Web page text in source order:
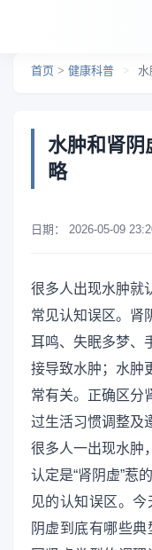
首页 > 健康科普 >
水肿和肾阴
略
日期： 2026-05-09
很多人出现水肿就
常见认知误区。肾
耳鸣、失眠多梦、
接导致水肿；水肿
常有关。正确区分
过生活习惯调整及
很多人一出现水肿
认定是“肾阴虚”
见的认知误区。
阴虚到底有哪些